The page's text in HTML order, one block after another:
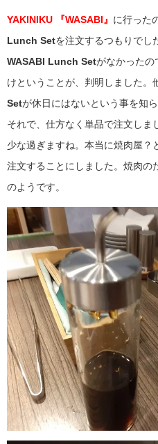
YAKINIKU 『WASABI』 に行った
Lunch Setを注文するつもりでし
WASABI Lunch Setがなかったの
けということが、判明しました。
Setが休日にはないという事を知
それで、仕方なく単品で注文しま
少な過ぎますね。本当に焼肉屋？
注文することにしました。焼肉の
のようです。